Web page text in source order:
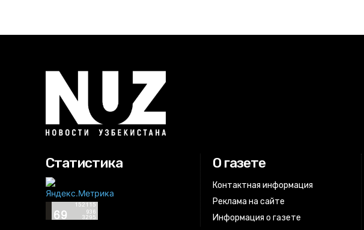
Статистика О газете
Контактная информация
Реклама на сайте
Информация о газете